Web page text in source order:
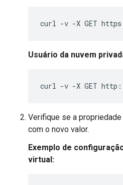
curl -v -X GET
Usuário da nuvem
curl -v -X GET
Verifique se a propriedade
com o novo valor.
Exemplo de
virtual: